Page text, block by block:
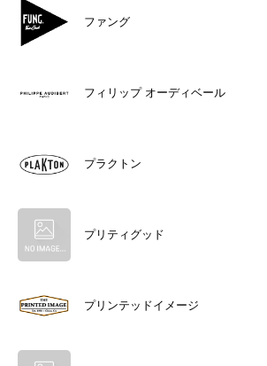
ファング
フィリップ オーディベール
プラクトン
プリティグッド
プリンテッドイメージ